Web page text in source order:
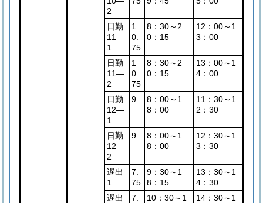
2
日勤
11―
1
1
0.
75
8：30～2
0：15
12：00～1
3：00
日勤
11―
2
1
0.
75
8：30～2
0：15
13：00～1
4：00
日勤
12―
1
9
8：00～1
8：00
11：30～1
2：30
日勤
12―
2
9
8：00～1
8：00
12：30～1
3：30
遅出
1
7.
75
9：30～1
8：15
13：30～1
4：30
遅出
7.
10：30～1
14：30～1